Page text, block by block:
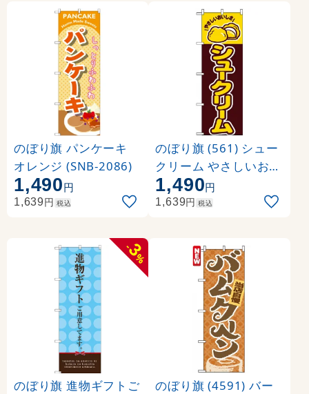
のぼり旗 パンケーキ
オレンジ (SNB-2086)
1,490円
1,639円 税込
のぼり旗 (561) シュー
クリーム やさしいおい
しさ イラスト
1,490円
1,639円 税込
-
3
%
のぼり旗 進物ギフトご
のぼり旗 (4591) バー